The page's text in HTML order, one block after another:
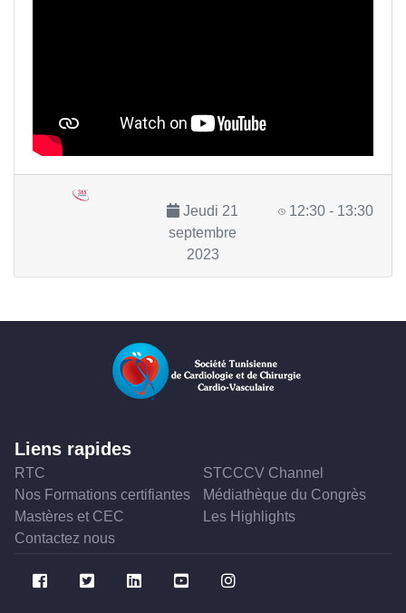
Jeudi 21
septembre
2023
12:30 - 13:30
Liens rapides
RTC
STCCCV Channel
Nos Formations certifiantes
Médiathèque du Congrès
Mastères et CEC
Les Highlights
Contactez nous